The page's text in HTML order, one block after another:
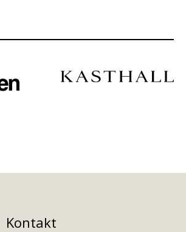
Kontakt